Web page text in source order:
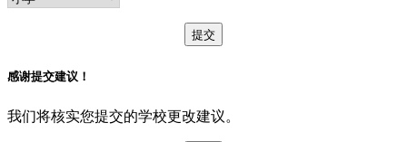
提交
感谢提交建议！
我们将核实您提交的学校更改建议。